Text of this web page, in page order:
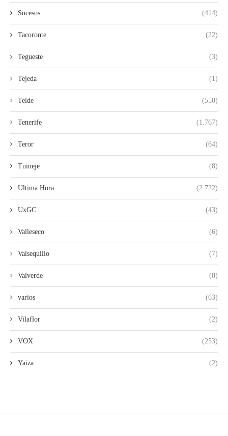
Sucesos (414)
Tacoronte (22)
Tegueste (3)
Tejeda (1)
Telde (550)
Tenerife (1.767)
Teror (64)
Tuineje (8)
Ultima Hora (2.722)
UxGC (43)
Valleseco (6)
Valsequillo (7)
Valverde (8)
varios (63)
Vilaflor (2)
VOX (253)
Yaiza (2)